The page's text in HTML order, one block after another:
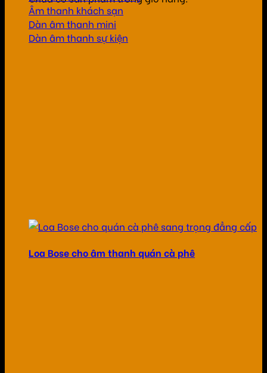
Âm thanh khách sạn
Dàn âm thanh mini
Dàn âm thanh sự kiện
Loa Bose cho âm thanh quán cà phê